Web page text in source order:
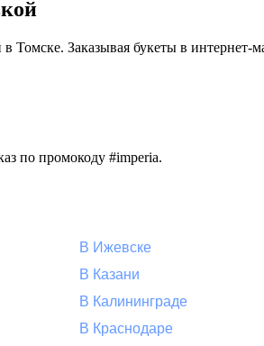
Томске. Заказывая букеты в
по промокоду #imperia.
В Ижевске
В Казани
В Калининграде
В Краснодаре